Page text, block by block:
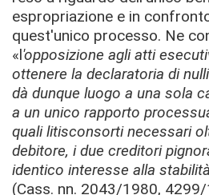
espropriazione e in
quest'unico processo. Ne
«l'opposizione agli atti
ottenere la declaratoria di
dà dunque luogo a una sola
a un unico rapporto
quali litisconsorti necessari
debitore, i due creditori
identico interesse alla
(Cass. nn. 2043/1980,